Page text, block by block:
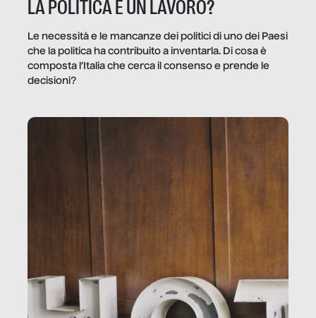
LA POLITICA È UN LAVORO?
Le necessità e le mancanze dei politici di uno dei Paesi
che la politica ha contribuito a inventarla. Di cosa è
composta l’Italia che cerca il consenso e prende le
decisioni?